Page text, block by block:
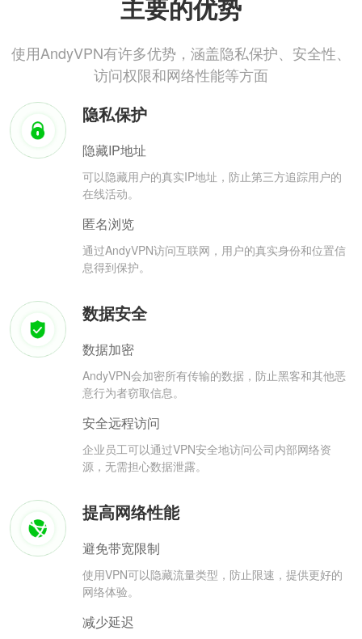
主要的优势
使用AndyVPN有许多优势，涵盖隐私保护、安全性、
访问权限和网络性能等方面
隐私保护
隐藏IP地址
可以隐藏用户的真实IP地址，防止第三方追踪用户的
在线活动。
匿名浏览
通过AndyVPN访问互联网，用户的真实身份和位置信
息得到保护。
数据安全
数据加密
AndyVPN会加密所有传输的数据，防止黑客和其他恶
意行为者窃取信息。
安全远程访问
企业员工可以通过VPN安全地访问公司内部网络资
源，无需担心数据泄露。
提高网络性能
避免带宽限制
使用VPN可以隐藏流量类型，防止限速，提供更好的
网络体验。
减少延迟